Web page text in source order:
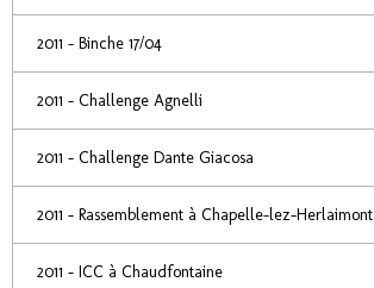
2011 - Binche 17/04
2011 - Challenge Agnelli
2011 - Challenge Dante Giacosa
2011 - Rassemblement à Chapelle-lez-Herlaimont
2011 - ICC à Chaudfontaine